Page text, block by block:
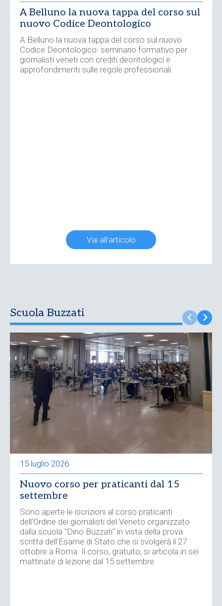
A Belluno la nuova tappa del corso sul
nuovo Codice Deontologico
A Belluno la nuova tappa del corso sul nuovo
Codice Deontologico: seminario formativo per
giornalisti veneti con crediti deontologici e
approfondimenti sulle regole professionali.
Vai all'articolo
Scuola Buzzati
15 luglio 2026
Nuovo corso per praticanti dal 15
settembre
Sono aperte le iscrizioni al corso praticanti
dell'Ordine dei giornalisti del Veneto organizzato
dalla scuola "Dino Buzzati" in vista della prova
scritta dell'Esame di Stato che si svolgerà il 27
ottobre a Roma. Il corso, gratuito, si articola in sei
mattinate di lezione dal 15 settembre